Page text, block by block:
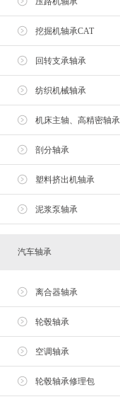
挖掘机轴承CAT
回转支承轴承
纺织机械轴承
机床主轴、高精密轴承
剖分轴承
塑料挤出机轴承
泥浆泵轴承
汽车轴承
离合器轴承
轮毂轴承
空调轴承
轮毂轴承修理包